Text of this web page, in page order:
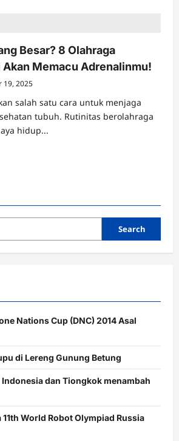
Besar? 8 Olahraga
Memacu Adrenalinmu!
19, 2025
salah satu cara untuk menjaga
tubuh. Rutinitas berolahraga
hidup...
Search
Nations Cup (DNC) 2014 Asal
di Lereng Gunung Betung
dan Tiongkok menambah
World Robot Olympiad Russia